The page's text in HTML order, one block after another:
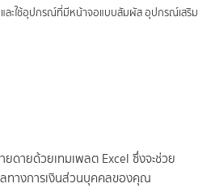
ละใช้อุปกรณ์ที่มีหน้าจอแบบสัมผัส อุปกรณ์เสริม
ดายด้วยเทมเพลต Excel ซึ่งจะช่วย
ทางการเงินส่วนบุคคลของคุณ